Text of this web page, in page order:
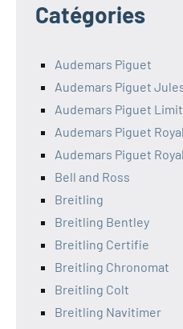
Catégories
Audemars Piguet
Audemars Piguet
Audemars Piguet
Audemars Piguet
Audemars Piguet
Bell and Ross
Breitling
Breitling Bentley
Breitling Certifie
Breitling Chronomat
Breitling Colt
Breitling Navitimer